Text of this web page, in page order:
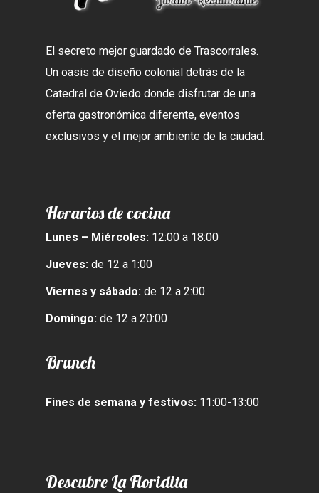
El secreto mejor guardado de Trascorrales.
Un oasis de diseño colonial detrás de la
Catedral de Oviedo donde disfrutar de una
oferta gastronómica diferente, eventos
exclusivos y el mejor ambiente de la ciudad.
Horarios de cocina
Lunes – Miércoles: 12:00 a 18:00
Jueves: de 12 a 1:00
Viernes y sábado: de 12 a 2:00
Domingo: de 12 a 20:00
Brunch
Fines de semana y festivos: 11:00-13:00
Descubre La Floridita